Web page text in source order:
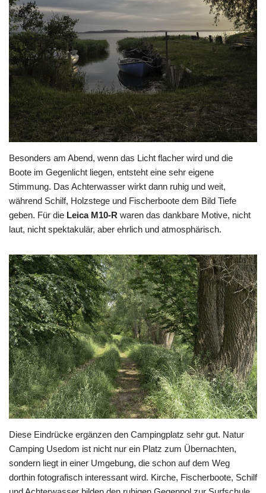
Besonders am Abend, wenn das Licht flacher wird und die
Boote im Gegenlicht liegen, entsteht eine sehr eigene
Stimmung. Das Achterwasser wirkt dann ruhig und weit,
während Schilf, Holzstege und Fischerboote dem Bild Tiefe
geben. Für die Leica M10-R waren das dankbare Motive, nicht
laut, nicht spektakulär, aber ehrlich und atmosphärisch.
Diese Eindrücke ergänzen den Campingplatz sehr gut. Natur
Camping Usedom ist nicht nur ein Platz zum Übernachten,
sondern liegt in einer Umgebung, die schon auf dem Weg
dorthin fotografisch interessant wird. Kirche, Fischerboote, Schilf